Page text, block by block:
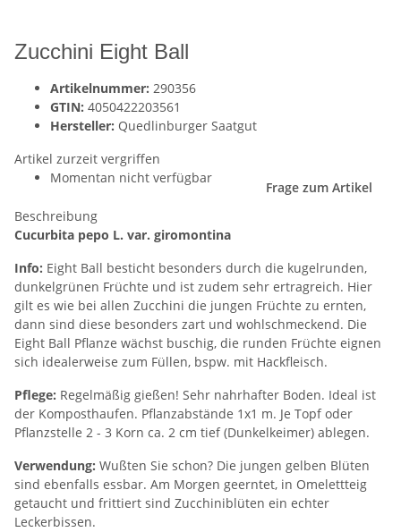
Zucchini Eight Ball
Artikelnummer: 290356
GTIN: 4050422203561
Hersteller: Quedlinburger Saatgut
Artikel zurzeit vergriffen
Momentan nicht verfügbar
Frage zum Artikel
Beschreibung
Cucurbita pepo L. var. giromontina
Info: Eight Ball besticht besonders durch die kugelrunden,
dunkelgrünen Früchte und ist zudem sehr ertragreich. Hier
gilt es wie bei allen Zucchini die jungen Früchte zu ernten,
dann sind diese besonders zart und wohlschmeckend. Die
Eight Ball Pflanze wächst buschig, die runden Früchte eignen
sich idealerweise zum Füllen, bspw. mit Hackfleisch.
Pflege: Regelmäßig gießen! Sehr nahrhafter Boden. Ideal ist
der Komposthaufen. Pflanzabstände 1x1 m. Je Topf oder
Pflanzstelle 2 - 3 Korn ca. 2 cm tief (Dunkelkeimer) ablegen.
Verwendung: Wußten Sie schon? Die jungen gelben Blüten
sind ebenfalls essbar. Am Morgen geerntet, in Omelettteig
getaucht und frittiert sind Zucchiniblüten ein echter
Leckerbissen.